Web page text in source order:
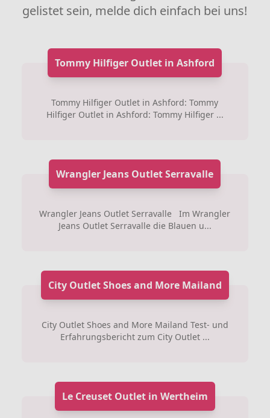
gelistet sein, melde dich einfach bei uns!
Tommy Hilfiger Outlet in Ashford
Tommy Hilfiger Outlet in Ashford: Tommy
Hilfiger Outlet in Ashford: Tommy Hilfiger ...
Wrangler Jeans Outlet Serravalle
Wrangler Jeans Outlet Serravalle Im Wrangler
Jeans Outlet Serravalle die Blauen u...
City Outlet Shoes and More Mailand
City Outlet Shoes and More Mailand Test- und
Erfahrungsbericht zum City Outlet ...
Le Creuset Outlet in Wertheim